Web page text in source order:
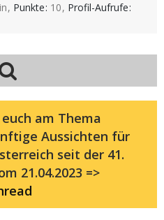
Punkte 10 Profil-Aufrufe
am Thema
Aussichten für
seit der 41.
21.04.2023 =>